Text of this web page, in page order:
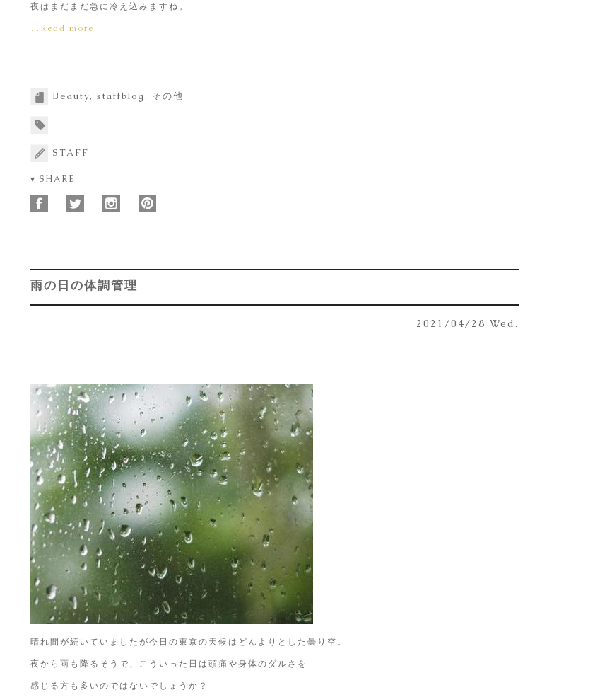
夜はまだまだ急に冷え込みますね。
…Read more
Beauty, staffblog , その他
STAFF
▾ SHARE
雨の日の体調管理
2021/04/28 Wed.
晴れ間が続いていましたが今日の東京の天候はどんよりとした曇り空。
夜から雨も降るそうで、こういった日は頭痛や身体のダルさを
感じる方も多いのではないでしょうか？